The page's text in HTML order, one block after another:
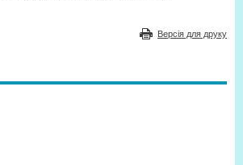
Версія для друку